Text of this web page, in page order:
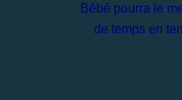
Bébé pourra le
de temps en